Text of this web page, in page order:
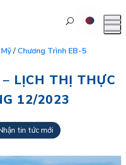
/ Chương Trình EB-5
LỊCH THỊ THỰC
12/2023
tin tức mới